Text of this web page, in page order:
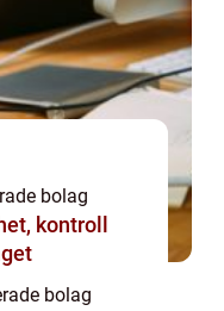
bolag
kontroll
bolag